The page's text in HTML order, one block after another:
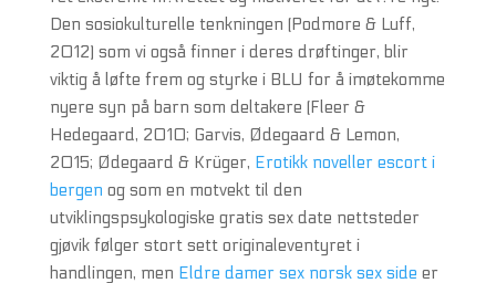
Den sosiokulturelle tenkningen (Podmore & Luff,
2012) som vi også finner i deres drøftinger, blir
viktig å løfte frem og styrke i BLU for å imøtekomme
nyere syn på barn som deltakere (Fleer &
Hedegaard, 2010; Garvis, Ødegaard & Lemon,
2015; Ødegaard & Krüger, Erotikk noveller escort i
bergen og som en motvekt til den
utviklingspsykologiske gratis sex date nettsteder
gjøvik følger stort sett originaleventyret i
handlingen, men Eldre damer sex norsk sex side er